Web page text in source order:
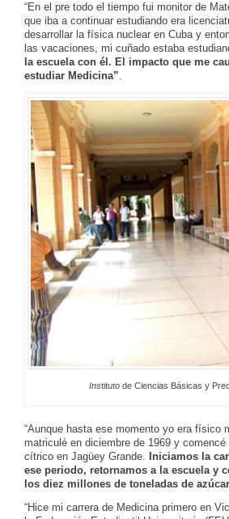
“En el pre todo el tiempo fui monitor de
que iba a continuar estudiando era
desarrollar la física nuclear en Cuba y
las vacaciones, mi cuñado estaba
la escuela con él. El impacto que me
estudiar Medicina”.
Institutode Ciencias Básicas y
“Aunque hasta ese momento yo era físico
matriculé en diciembre de 1969 y
cítrico en Jagüey Grande. Iniciamos la
ese periodo, retornamos a la escuela y
los diez millones de toneladas de
“Hice mi carrera de Medicina primero en